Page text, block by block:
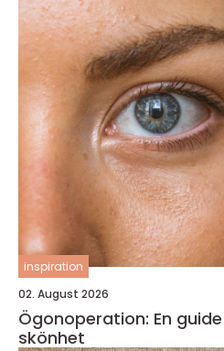
inspiration
02. August 2026
Ögonoperation: En
skönhet